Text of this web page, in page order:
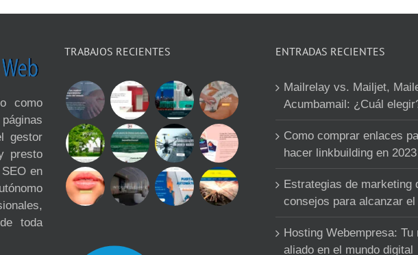
como
gestor
presto
en
toda
TRABAJOS RECIENTES ENTRADAS RECIENTES
Mailrelay vs. Mailjet,
Acumbamail: ¿Cuál
Como comprar enlaces
hacer linkbuilding en 2023
Estrategias de marketing
consejos para alcanzar
Hosting Webempresa: Tu
aliado en el mundo digital